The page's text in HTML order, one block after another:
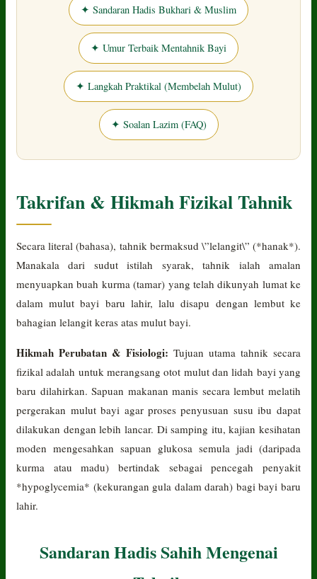
✦ Sandaran Hadis Bukhari & Muslim
✦ Umur Terbaik Mentahnik Bayi
✦ Langkah Praktikal (Membelah Mulut)
✦ Soalan Lazim (FAQ)
Takrifan & Hikmah Fizikal Tahnik
Secara literal (bahasa), tahnik bermaksud \”lelangit\” (*hanak*).
Manakala dari sudut istilah syarak, tahnik ialah amalan
menyuapkan buah kurma (tamar) yang telah dikunyah lumat ke
dalam mulut bayi baru lahir, lalu disapu dengan lembut ke
bahagian lelangit keras atas mulut bayi.
Hikmah Perubatan & Fisiologi: Tujuan utama tahnik secara
fizikal adalah untuk merangsang otot mulut dan lidah bayi yang
baru dilahirkan. Sapuan makanan manis secara lembut melatih
pergerakan mulut bayi agar proses penyusuan susu ibu dapat
dilakukan dengan lebih lancar. Di samping itu, kajian kesihatan
moden mengesahkan sapuan glukosa semula jadi (daripada
kurma atau madu) bertindak sebagai pencegah penyakit
*hypoglycemia* (kekurangan gula dalam darah) bagi bayi baru
lahir.
Sandaran Hadis Sahih Mengenai